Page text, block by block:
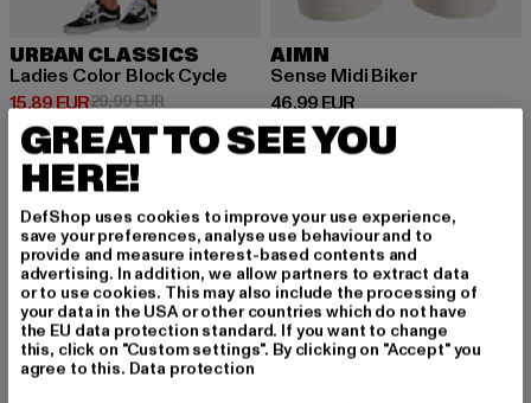
URBAN CLASSICS
Ladies Color Block Cycle
15,89 EUR
Derzeitiger Preis: 15,89 EUR
29,99 EURAktionspreis: 29,99 EUR
AIMN
Sense Midi Biker
46,99 EUR
Derzeitiger Preis: 46,99 EUR
GREAT TO SEE YOU
HERE!
DefShop uses cookies to improve your use experience,
save your preferences, analyse use behaviour and to
provide and measure interest-based contents and
advertising. In addition, we allow partners to extract data
or to use cookies. This may also include the processing of
your data in the USA or other countries which do not have
the EU data protection standard. If you want to change
this, click on "Custom settings". By clicking on "Accept" you
agree to this. Data protection